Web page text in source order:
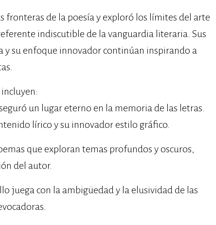
fronteras de la poesía y exploró los límites del arte
indiscutible de la vanguardia literaria. Sus
y su enfoque innovador continúan inspirando a
un lugar eterno en la memoria de las letras.
lírico y su innovador estilo gráfico.
que exploran temas profundos y oscuros,
del autor.
juega con la ambigüedad y la elusividad de las